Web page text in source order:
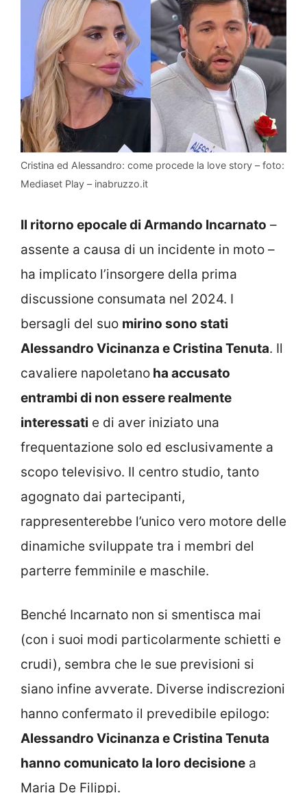
Cristina ed Alessandro: come procede la love story – foto:
Mediaset Play – inabruzzo.it
Il ritorno epocale di Armando Incarnato –
assente a causa di un incidente in moto –
ha implicato l’insorgere della prima
discussione consumata nel 2024. I
bersagli del suo mirino sono stati
Alessandro Vicinanza e Cristina Tenuta. Il
cavaliere napoletano ha accusato
entrambi di non essere realmente
interessati e di aver iniziato una
frequentazione solo ed esclusivamente a
scopo televisivo. Il centro studio, tanto
agognato dai partecipanti,
rappresenterebbe l’unico vero motore delle
dinamiche sviluppate tra i membri del
parterre femminile e maschile.
Benché Incarnato non si smentisca mai
(con i suoi modi particolarmente schietti e
crudi), sembra che le sue previsioni si
siano infine avverate. Diverse indiscrezioni
hanno confermato il prevedibile epilogo:
Alessandro Vicinanza e Cristina Tenuta
hanno comunicato la loro decisione a
Maria De Filippi.